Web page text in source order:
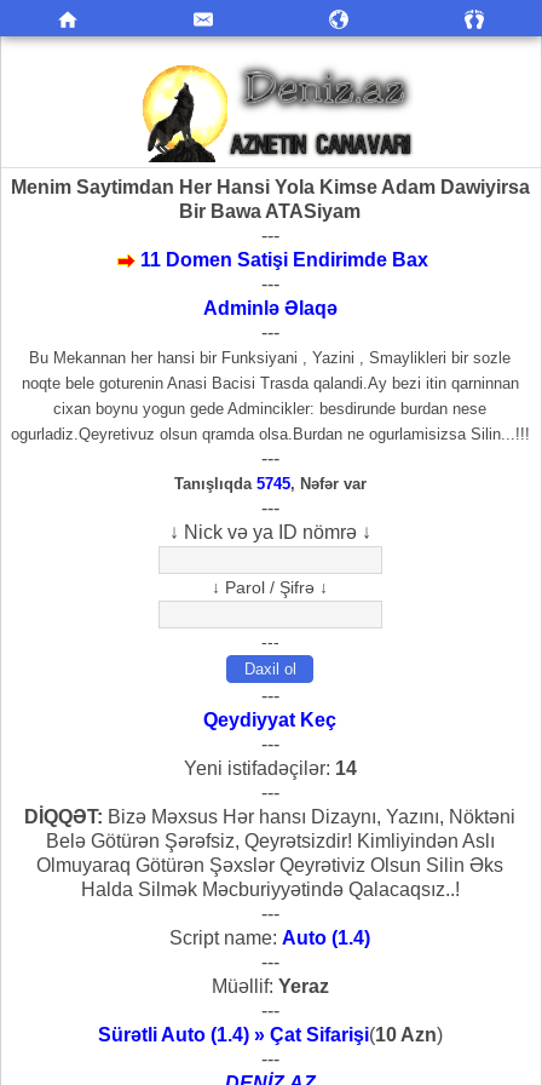
Menim Saytimdan Her Hansi Yola Kimse Adam Dawiyirsa
Bir Bawa ATASiyam
---
11 Domen Satişi Endirimde Bax
---
Adminlə Əlaqə
---
Bu Mekannan her hansi bir Funksiyani , Yazini , Smaylikleri bir sozle
noqte bele goturenin Anasi Bacisi Trasda qalandi.Ay bezi itin qarninnan
cixan boynu yogun gede Admincikler: besdirunde burdan nese
ogurladiz.Qeyretivuz olsun qramda olsa.Burdan ne ogurlamisizsa Silin...!!!
---
Tanışlıqda 5745, Nəfər var
---
↓ Nick və ya ID nömrə ↓
↓ Parol / Şifrə ↓
---
---
Qeydiyyat Keç
---
Yeni istifadəçilər: 14
---
DİQQƏT: Bizə Məxsus Hər hansı Dizaynı, Yazını, Nöktəni
Belə Götürən Şərəfsiz, Qeyrətsizdir! Kimliyindən Aslı
Olmuyaraq Götürən Şəxslər Qeyrətiviz Olsun Silin Əks
Halda Silmək Məcburiyyətində Qalacaqsız..!
---
Script name: Auto (1.4)
---
Müəllif: Yeraz
---
Sürətli Auto (1.4) » Çat Sifarişi(10 Azn)
---